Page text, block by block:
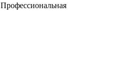
Профессиональная